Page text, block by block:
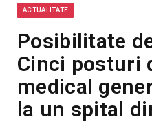
ACTUALITATE
Posibilitate
Cinci posturi
medical
la un spital